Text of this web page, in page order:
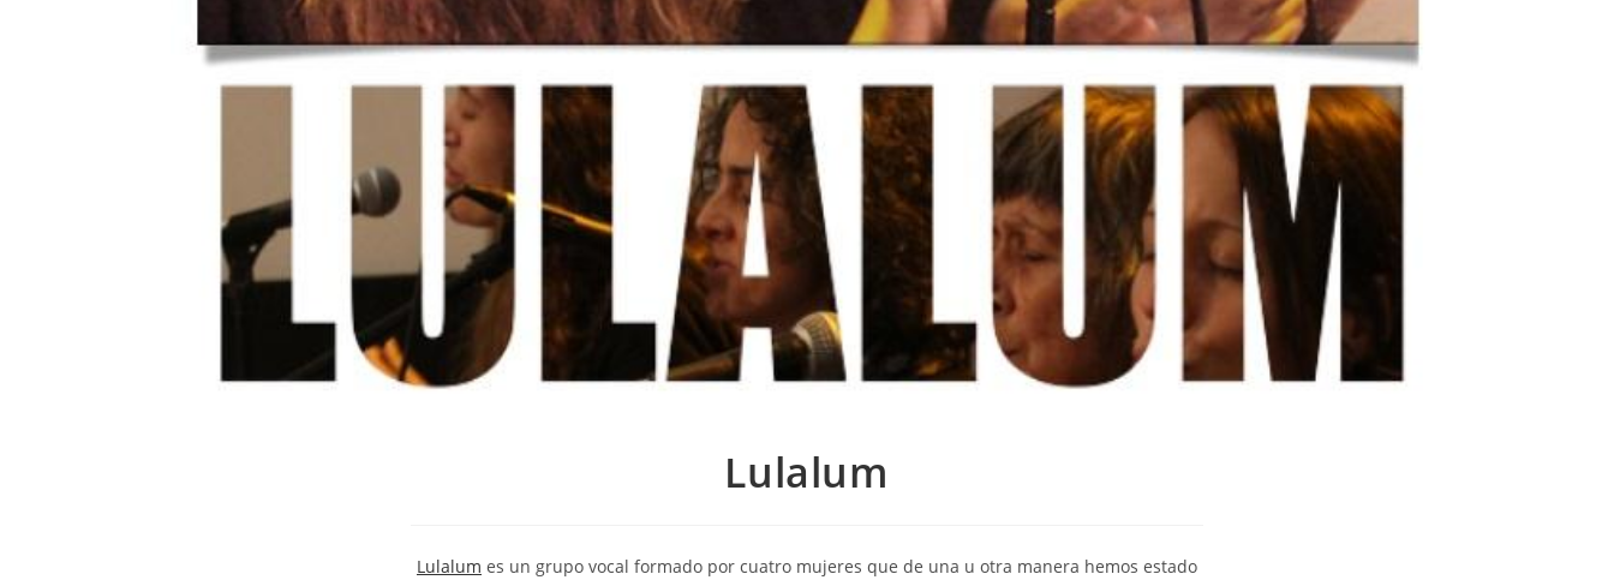
Lulalum
Lulalum es un grupo vocal formado por cuatro mujeres que de una u otra manera hemos estado